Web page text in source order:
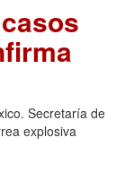
Secretaría de
explosiva